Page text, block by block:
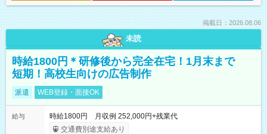
掲載日：2026.08.06
未読
時給1800円＊研修後から完全在宅！1月末まで
短期！高校生向けの広告制作
派遣 WEB登録・面接OK
給与
時給1800円 月収例 252,000円+残業代
交通費別途支給あり